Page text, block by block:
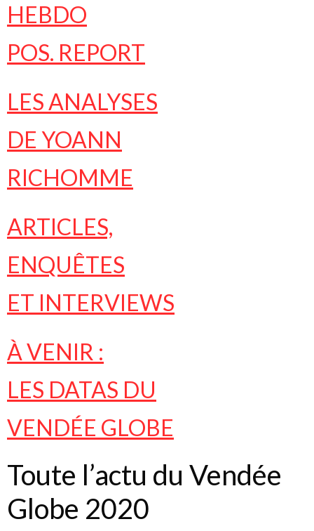
HEBDO
POS. REPORT
LES ANALYSES
DE YOANN
RICHOMME
ARTICLES,
ENQUÊTES
ET INTERVIEWS
À VENIR :
LES DATAS DU
VENDÉE GLOBE
Toute l’actu du Vendée
Globe 2020